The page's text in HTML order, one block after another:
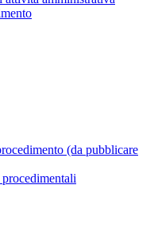
(da pubblicare